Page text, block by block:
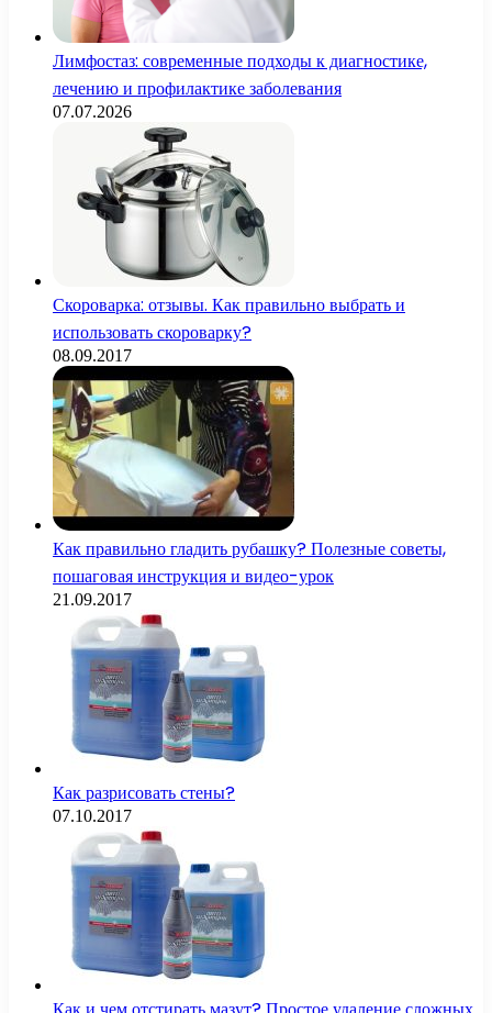
Лимфостаз: современные подходы к диагностике,
лечению и профилактике заболевания
07.07.2026
Скороварка: отзывы. Как правильно выбрать и
использовать скороварку?
08.09.2017
Как правильно гладить рубашку? Полезные советы,
пошаговая инструкция и видео-урок
21.09.2017
Как разрисовать стены?
07.10.2017